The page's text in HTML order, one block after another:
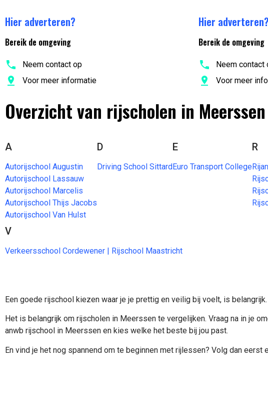
Hier adverteren?
Bereik de omgeving
Neem contact op
Voor meer informatie
Hier adverteren?
Bereik de omgeving
Neem contact
Voor meer
Overzicht van rijscholen in Meerssen
A
Autorijschool Augustin
Autorijschool Lassauw
Autorijschool Marcelis
Autorijschool Thijs Jacobs
Autorijschool Van Hulst
D
Driving School Sittard
E
Euro Transport College
R
V
Verkeersschool Cordewener | Rijschool Maastricht
Een goede rijschool kiezen waar je je prettig en veilig bij voelt, is
Het is belangrijk om rijscholen in Meerssen te vergelijken. Vraag na in je
anwb rijschool in Meerssen en kies welke het beste bij jou past.
En vind je het nog spannend om te beginnen met rijlessen? Volg dan